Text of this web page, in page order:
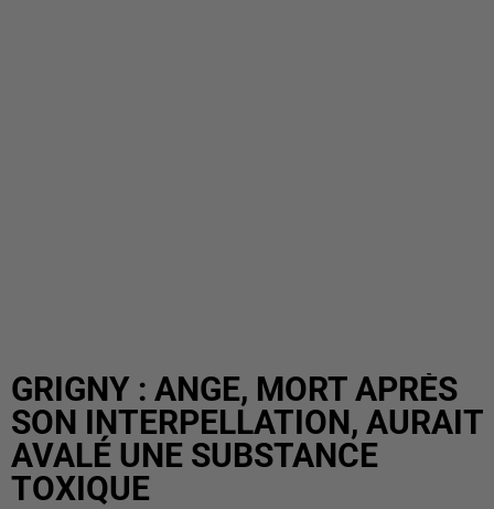
GRIGNY : ANGE, MORT APRÈS
SON INTERPELLATION, AURAIT
AVALÉ UNE SUBSTANCE
TOXIQUE